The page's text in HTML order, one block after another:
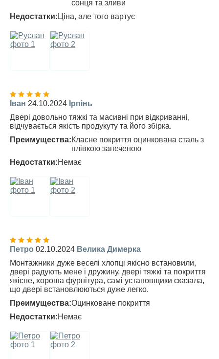
сонця та зливи
Недостатки: Ціна, але того вартує
Іван 24.10.2024 Ірпінь
Двері довольно тяжкі та масивні при відкриванні,
відчувається якість продукуту та його збірка.
Преимущества:Класне покриття оцинкована сталь з
плівкою запеченою
Недостатки:Немає
Петро 02.10.2024 Велика Димерка
Монтажники дуже веселі хлопці якісно встановили,
двері радують мене і дружину, двері тяжкі та покриття
якісне, хороша фурнітура, самі установщики сказала,
що двері встановлюються дуже легко.
Преимущества:Оцинковане покриття
Недостатки:Немає